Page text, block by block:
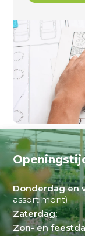
Donderdag en
assortiment)
Zaterdag:
Zon- en